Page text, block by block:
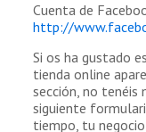
Cuenta de
http://
Si os ha gustado
tienda online
sección, no tenéis
siguiente
tiempo, tu